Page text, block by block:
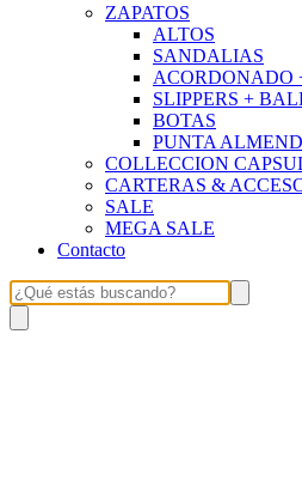
ZAPATOS
ALTOS
SANDALIAS
ACORDONADO
SLIPPERS +
BOTAS
PUNTA
COLLECCION
CARTERAS &
SALE
MEGA SALE
Contacto